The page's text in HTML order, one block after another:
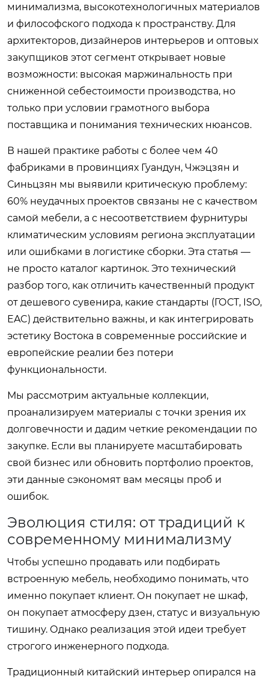
минимализма, высокотехнологичных материалов
и философского подхода к пространству. Для
архитекторов, дизайнеров интерьеров и оптовых
закупщиков этот сегмент открывает новые
возможности: высокая маржинальность при
сниженной себестоимости производства, но
только при условии грамотного выбора
поставщика и понимания технических нюансов.
В нашей практике работы с более чем 40
фабриками в провинциях Гуандун, Чжэцзян и
Синьцзян мы выявили критическую проблему:
60% неудачных проектов связаны не с качеством
самой мебели, а с несоответствием фурнитуры
климатическим условиям региона эксплуатации
или ошибками в логистике сборки. Эта статья —
не просто каталог картинок. Это технический
разбор того, как отличить качественный продукт
от дешевого сувенира, какие стандарты (ГОСТ, ISO,
EAC) действительно важны, и как интегрировать
эстетику Востока в современные российские и
европейские реалии без потери
функциональности.
Мы рассмотрим актуальные коллекции,
проанализируем материалы с точки зрения их
долговечности и дадим четкие рекомендации по
закупке. Если вы планируете масштабировать
свой бизнес или обновить портфолио проектов,
эти данные сэкономят вам месяцы проб и
ошибок.
Эволюция стиля: от традиций к
современному минимализму
Чтобы успешно продавать или подбирать
встроенную мебель, необходимо понимать, что
именно покупает клиент. Он покупает не шкаф,
он покупает атмосферу дзен, статус и визуальную
тишину. Однако реализация этой идеи требует
строгого инженерного подхода.
Традиционный китайский интерьер опирался на